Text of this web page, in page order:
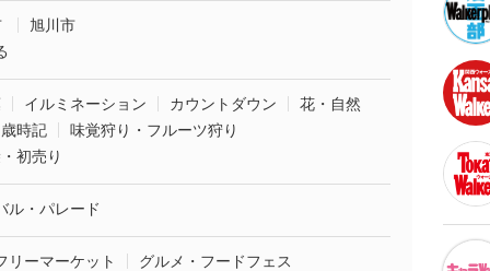
旭川市
イルミネーション カウントダウン
花・自然
時記
味覚狩り・フルーツ狩り
初売り
ル・パレード
リーマーケット
グルメ・フードフェス